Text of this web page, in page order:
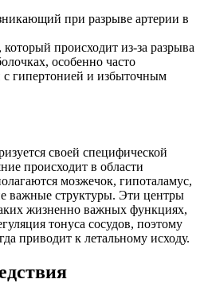
при разрыве артерии в
происходит из-за разрыва
особенно часто
с гипертонией и избыточным
своей специфической
происходит в области
мозжечок, гипоталамус,
важные структуры. Эти центры
жизненно важных функциях,
тонуса сосудов, поэтому
приводит к летальному исходу.